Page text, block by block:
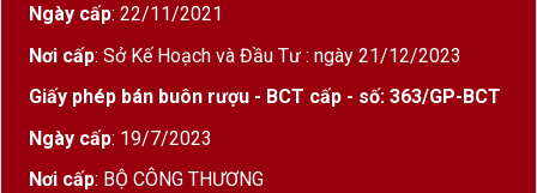
Ngày cấp: 22/11/2021
Nơi cấp: Sở Kế Hoạch và Đầu Tư : ngày 21/12/2023
Giấy phép bán buôn rượu - BCT cấp - số: 363/GP-BCT
Ngày cấp: 19/7/2023
Nơi cấp: BỘ CÔNG THƯƠNG